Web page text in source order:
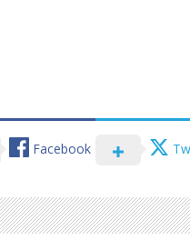
Facebook